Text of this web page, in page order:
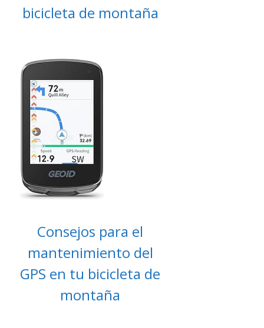
bicicleta de montaña
Consejos para el
mantenimiento del
GPS en tu bicicleta de
montaña